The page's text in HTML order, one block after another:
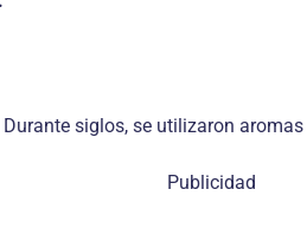
Durante siglos, se utilizaron aromas
Publicidad